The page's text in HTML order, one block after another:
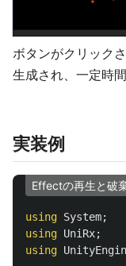
ボタンがクリック
生成され、一定時
実装例
Effectの再生と破
using System;
using UniRx;
using